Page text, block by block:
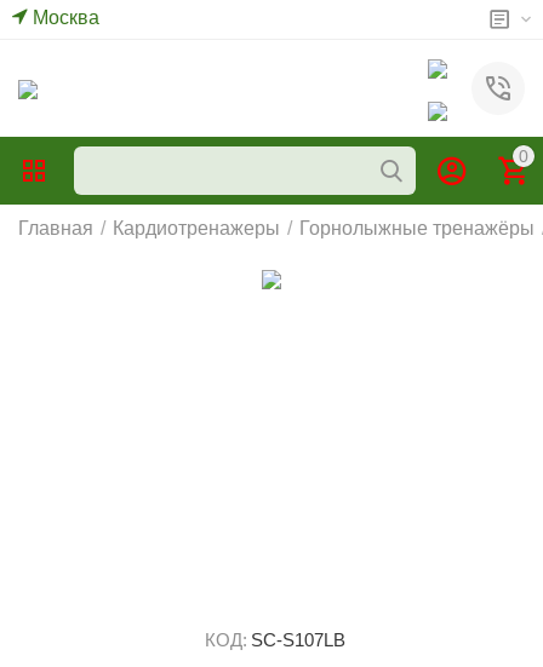
Москва
0
Главная / Кардиотренажеры / Горнолыжные тренажёры
КОД: SC-S107LB